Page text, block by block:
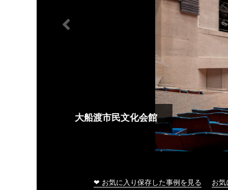
大船渡市民文化会館
❤ お気に入り保存した事例を見る お